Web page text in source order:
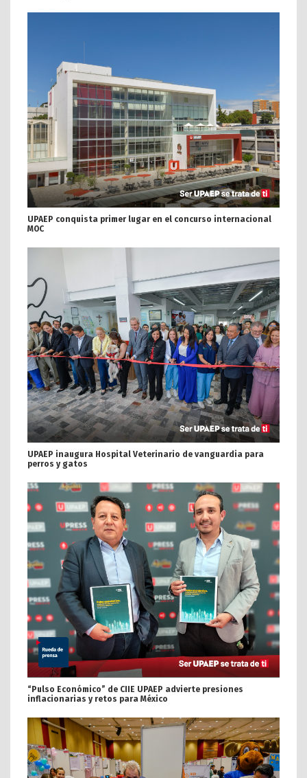
UPAEP conquista primer lugar en el concurso internacional
MOC
UPAEP inaugura Hospital Veterinario de vanguardia para
perros y gatos
“Pulso Económico” de CIIE UPAEP advierte presiones
inflacionarias y retos para México